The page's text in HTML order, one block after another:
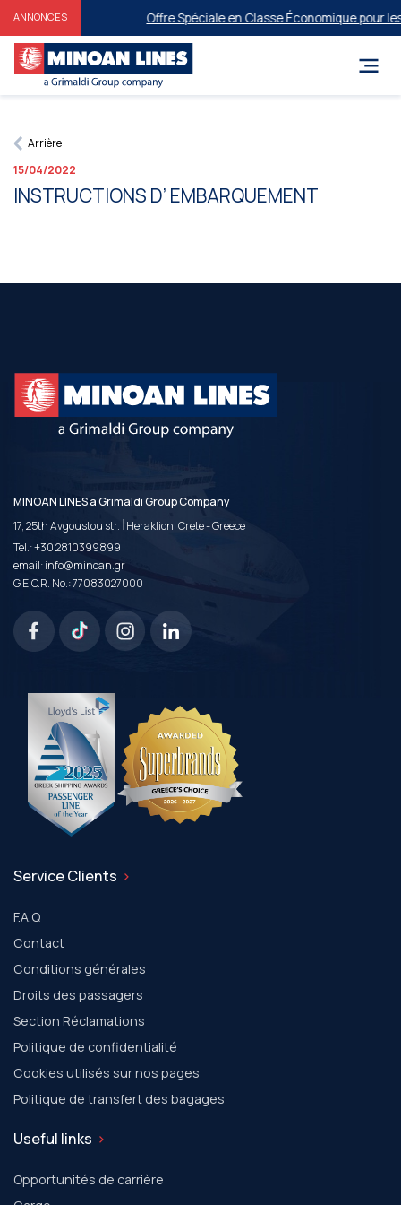
ANNONCES Offre Spéciale en Classe Économique pour
Arrière
15/04/2022
INSTRUCTIONS D’ EMBARQUEMENT
MINOAN LINES a Grimaldi Group Company
17, 25th Avgoustou str. | Heraklion, Crete - Greece
Tel.:+30 2810399899
email:info@minoan.gr
G.E.C.R. No.: 77083027000
Service Clients
F.A.Q
Contact
Conditions générales
Droits des passagers
Section Réclamations
Politique de confidentialité
Cookies utilisés sur nos pages
Politique de transfert des bagages
Useful links
Opportunités de carrière